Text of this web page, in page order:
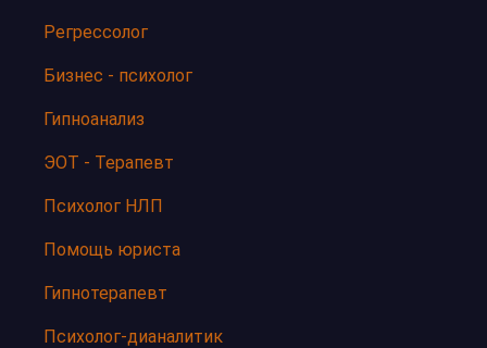
Регрессолог
Бизнес - психолог
Гипноанализ
ЭОТ - Терапевт
Психолог НЛП
Помощь юриста
Гипнотерапевт
Психолог-дианалитик